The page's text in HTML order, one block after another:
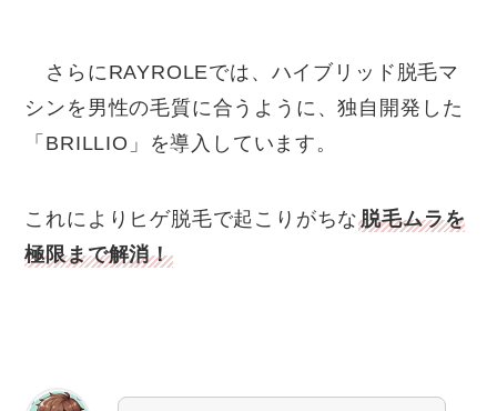
さらにRAYROLEでは、ハイブリッド脱毛マ
シンを男性の毛質に合うように、独自開発した
「BRILLIO」を導入しています。
これによりヒゲ脱毛で起こりがちな脱毛ムラを
極限まで解消！